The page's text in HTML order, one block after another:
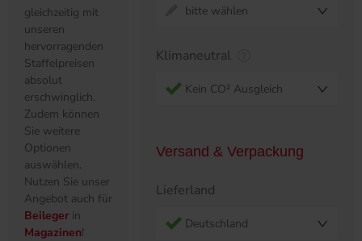
gleichzeitig mit
unseren
hervorragenden
Staffelpreisen
absolut
erschwinglich.
Zudem können
Sie weitere
Optionen
auswählen.
Nutzen Sie unser
Angebot auch für
Beileger in
Magazinen!
bitte wählen
Klimaneutral
Kein CO² Ausgleich
Versand & Verpackung
Lieferland
Deutschland